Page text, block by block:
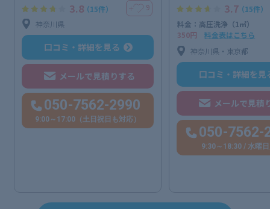
3.8（15件） ＋
9
神奈川県
口コミ・詳細を見る
メールで見積りする
050-7562-2990
9:00～17:00（土日祝日も対応）
3.7（15件）
料金：高圧洗浄（1㎡）
350円
料金表はこちら
神奈川県・東京都
口コミ・詳細を見
メールで見積
050-7562-
9:30～18:30 / 水曜